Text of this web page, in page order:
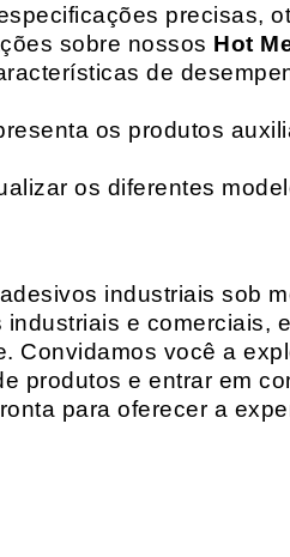
precisas,
sobre nossos Hot
de
os produtos
os diferentes
industriais sob
e comerciais,
Convidamos você a
produtos e entrar em
para oferecer a